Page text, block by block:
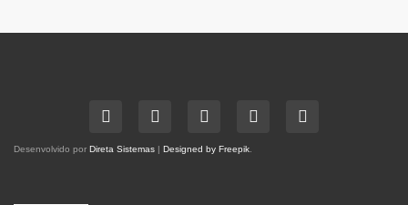
Desenvolvido por Direta Sistemas | Designed by Freepik